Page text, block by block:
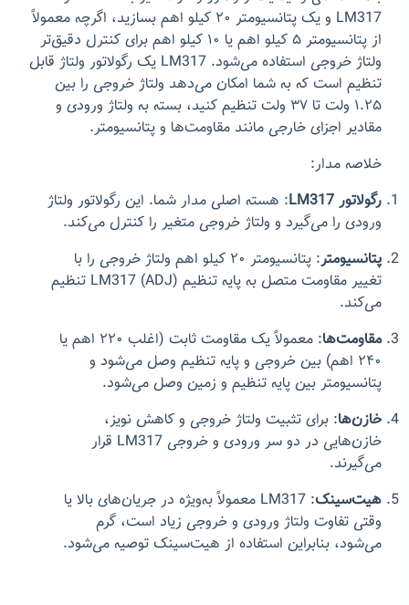
LM317 و یک پتانسیومتر ۲۰ کیلو اهم بسازید، اگرچه معمولاً
از پتانسیومتر ۵ کیلو اهم یا ۱۰ کیلو اهم برای کنترل دقیق‌تر
ولتاژ خروجی استفاده می‌شود. LM317 یک رگولاتور ولتاژ قابل
تنظیم است که به شما امکان می‌دهد ولتاژ خروجی را بین
۱.۲۵ ولت تا ۳۷ ولت تنظیم کنید، بسته به ولتاژ ورودی و
مقادیر اجزای خارجی مانند مقاومت‌ها و پتانسیومتر.
خلاصه مدار:
رگولاتور LM317
: هسته اصلی مدار شما. این رگولاتور ولتاژ
ورودی را می‌گیرد و ولتاژ خروجی متغیر را کنترل می‌کند.
پتانسیومتر
: پتانسیومتر ۲۰ کیلو اهم ولتاژ خروجی را با
تغییر مقاومت متصل به پایه تنظیم (ADJ) LM317 تنظیم
می‌کند.
مقاومت‌ها
: معمولاً یک مقاومت ثابت (اغلب ۲۲۰ اهم یا
۲۴۰ اهم) بین خروجی و پایه تنظیم وصل می‌شود و
پتانسیومتر بین پایه تنظیم و زمین وصل می‌شود.
خازن‌ها: برای تثبیت ولتاژ خروجی و کاهش نویز،
خازن‌هایی در دو سر ورودی و خروجی LM317 قرار
می‌گیرند.
هیت‌سینک
: LM317 معمولاً به‌ویژه در جریان‌های بالا یا
وقتی تفاوت ولتاژ ورودی و خروجی زیاد است، گرم
می‌شود، بنابراین استفاده از هیت‌سینک توصیه می‌شود.